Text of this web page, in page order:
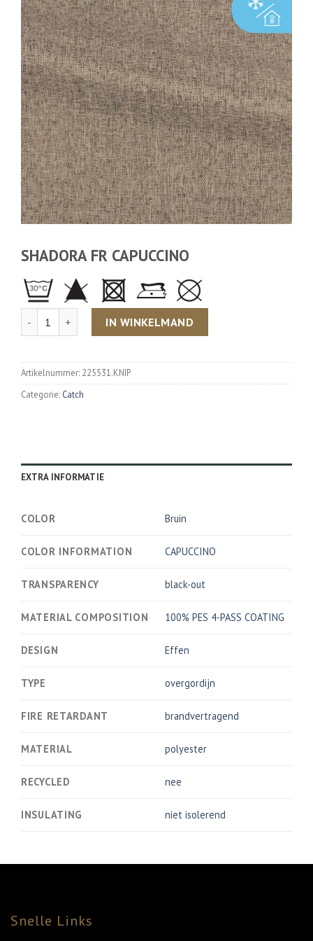
SHADORA FR CAPUCCINO
Aantal IN WINKELMAND
Artikelnummer: 225531.KNIP
Categorie: Catch
EXTRA INFORMATIE
COLOR Bruin
COLOR INFORMATION CAPUCCINO
TRANSPARENCY black-out
MATERIAL COMPOSITION 100% PES 4-PASS COATING
DESIGN Effen
TYPE overgordijn
FIRE RETARDANT brandvertragend
MATERIAL polyester
RECYCLED nee
INSULATING niet isolerend
Snelle Links